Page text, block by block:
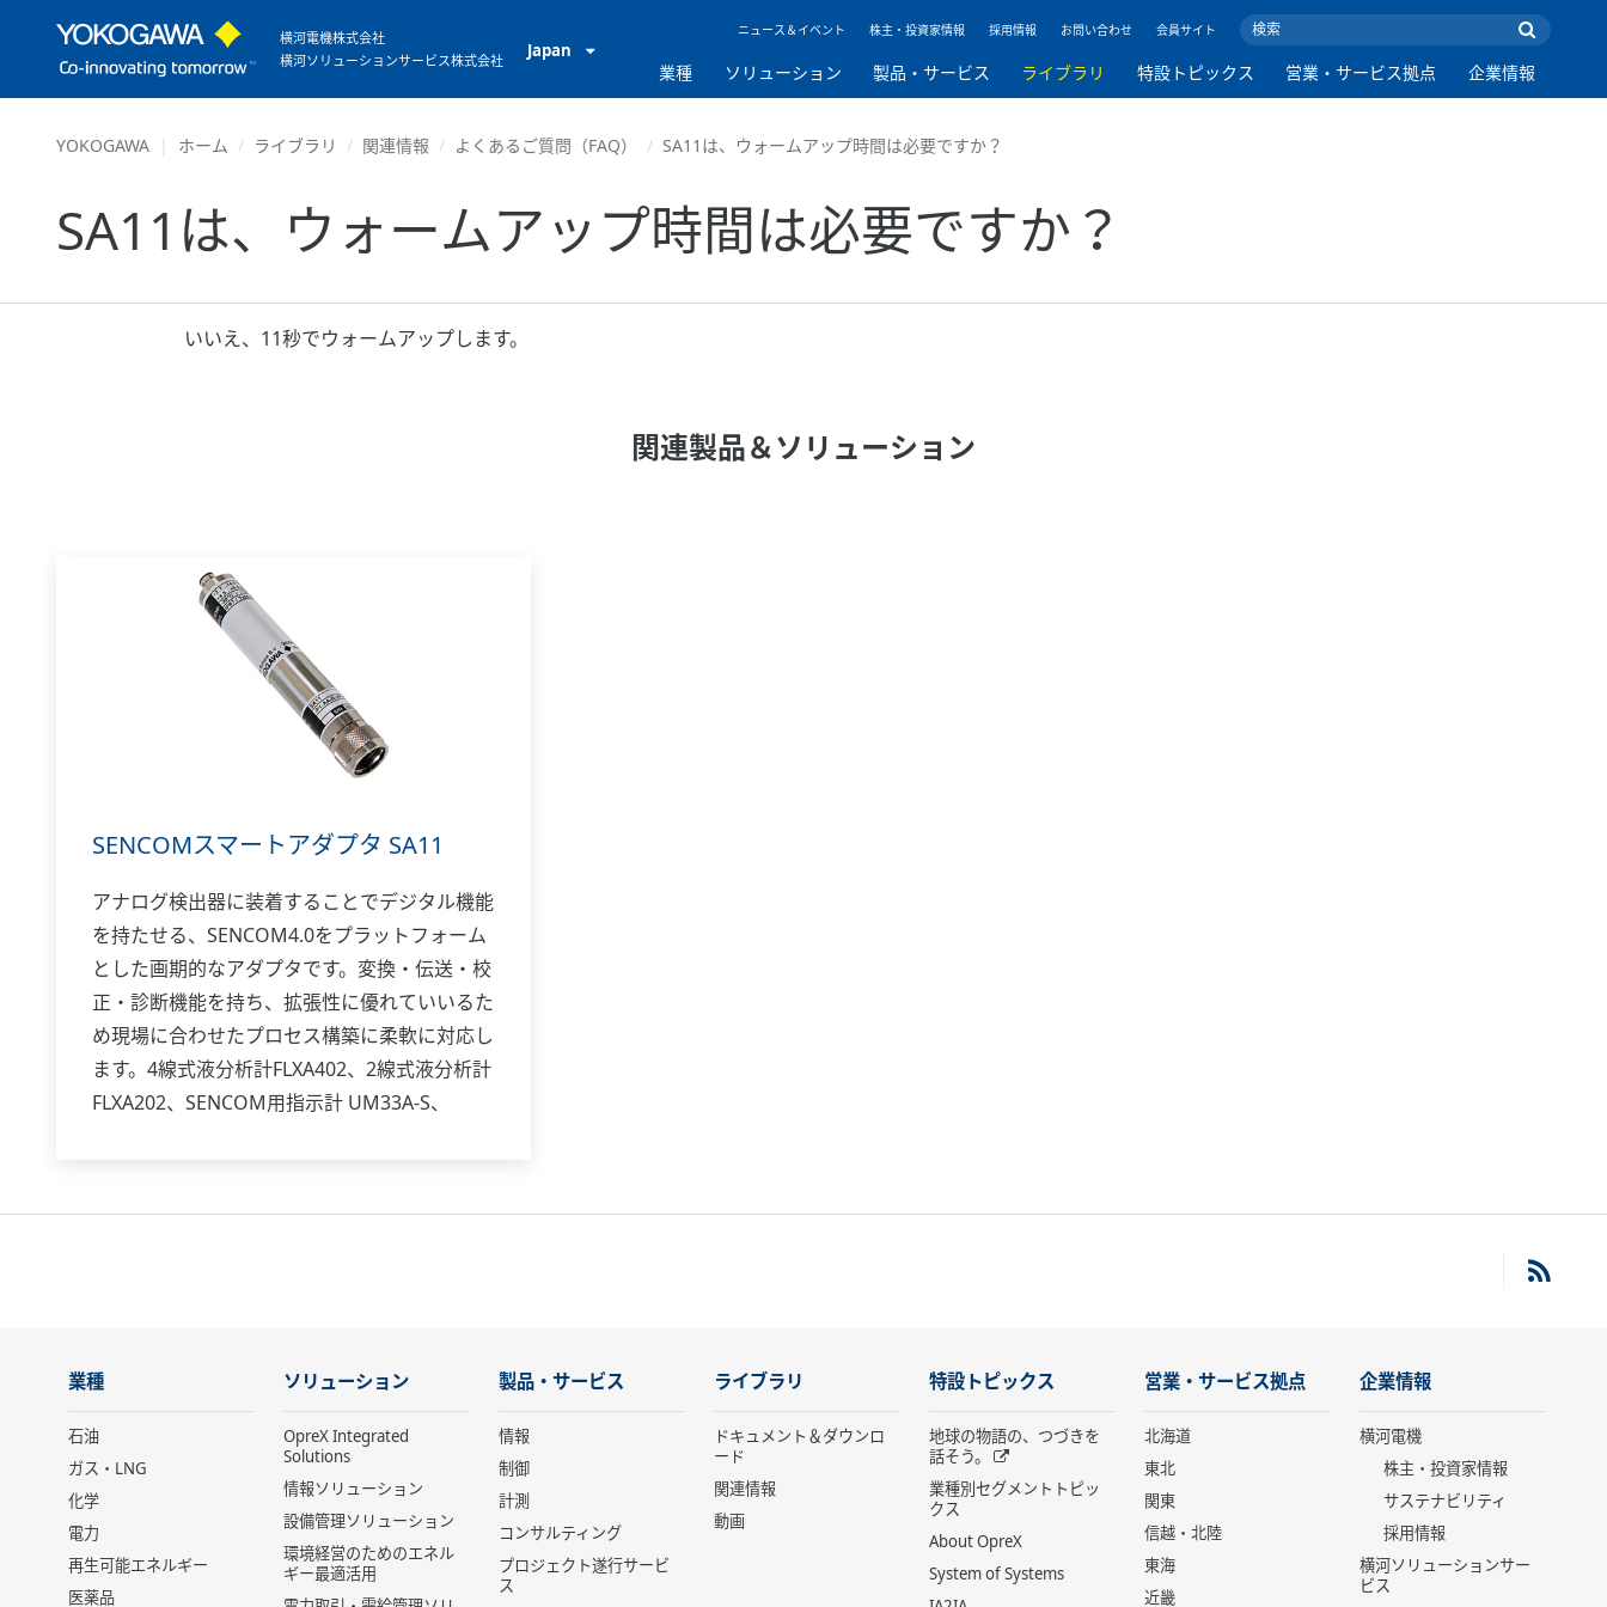
横河電機株式会社
横河ソリューションサービス株式会社
Japan
ニュース＆イベント 株主・投資家情報 採用情報 お問い合わせ 会員サイト
業種 ソリューション 製品・サービス ライブラリ 特設トピックス 営業・サービス拠点 企業情報
YOKOGAWA ホーム ライブラリ 関連情報 よくあるご質問（FAQ） SA11は、ウォームアップ時間は必要ですか？
SA11は、ウォームアップ時間は必要ですか？
いいえ、11秒でウォームアップします。
関連製品＆ソリューション
SENCOMスマートアダプタ SA11
アナログ検出器に装着することでデジタル機能
を持たせる、SENCOM4.0をプラットフォーム
とした画期的なアダプタです。変換・伝送・校
正・診断機能を持ち、拡張性に優れていいるた
め現場に合わせたプロセス構築に柔軟に対応し
ます。4線式液分析計FLXA402、2線式液分析計
FLXA202、SENCOM用指示計 UM33A-S、
業種
石油
ガス・LNG
化学
電力
再生可能エネルギー
医薬品
ソリューション
OpreX Integrated
Solutions
情報ソリューション
設備管理ソリューション
環境経営のためのエネル
ギー最適活用
製品・サービス
情報
制御
計測
コンサルティング
プロジェクト遂行サービ
ス
ライブラリ
ドキュメント＆ダウンロ
ード
関連情報
動画
特設トピックス
地球の物語の、つづきを
話そう。
業種別セグメントトピッ
クス
About OpreX
System of Systems
営業・サービス拠点
北海道
東北
関東
信越・北陸
東海
近畿
企業情報
横河電機
株主・投資家情報
サステナビリティ
採用情報
横河ソリューションサー
ビス